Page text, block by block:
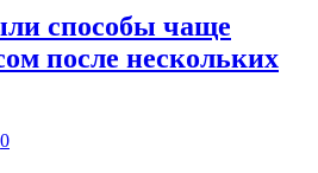
способы чаще
после нескольких
0